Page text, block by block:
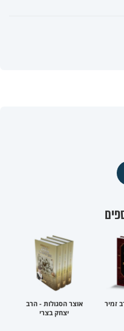
זמיר
אוצר הסגולות - הרב
יצחק בצרי